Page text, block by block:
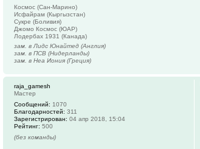
Космос (Сан-Марино)
Исфайрам (Кыргызстан)
Сукре (Боливия)
Джомо Космос (ЮАР)
Лодербах 1931 (Канада)
зам. в Лидс Юнайтед (Англия)
зам. в ПСВ (Нидерланды)
зам. в Неа Иония (Греция)
raja_gamesh
Мастер
Сообщений: 1070
Благодарностей: 311
Зарегистрирован: 04 апр 2018, 15:04
Рейтинг: 500
(без команды)